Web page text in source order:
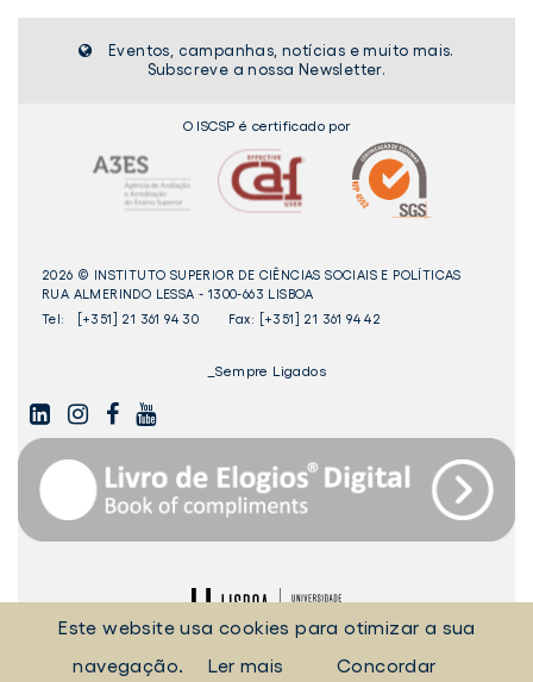
Eventos, campanhas, notícias e muito mais.
Subscreve a nossa Newsletter.
O ISCSP é certificado por
2026 © INSTITUTO SUPERIOR DE CIÊNCIAS SOCIAIS E POLÍTICAS
RUA ALMERINDO LESSA - 1300-663 LISBOA
Tel:
[+351] 21 361 94 30 Fax: [+351] 21 361 94 42
_Sempre Ligados
LINKEDININSTAGAMFACEBOOK
YOUTUBE
Digital
ULisboa
POLÍTICA DE COOKIES
POLÍTICA DE PRIVACIDADE
Este website usa cookies para otimizar a sua
navegação.
Ler mais Concordar